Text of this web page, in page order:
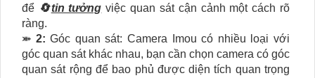
để 🔄tin tưởng việc quan sát cận cảnh một cách rõ
ràng.
⤘ 2: Góc quan sát: Camera Imou có nhiều loại với
góc quan sát khác nhau, bạn cần chọn camera có góc
quan sát rộng để bao phủ được diện tích quan trọng